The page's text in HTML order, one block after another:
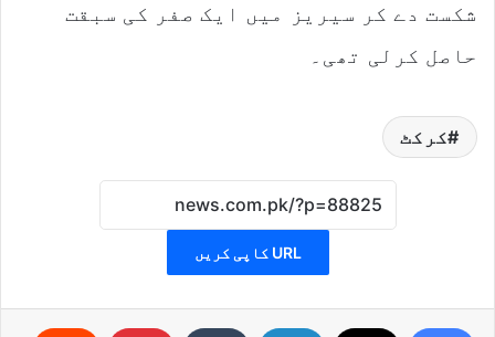
شکست دے کر سیریز میں ایک صفر کی سبقت
حاصل کرلی تھی۔
کرکٹ
URL کاپی کریں